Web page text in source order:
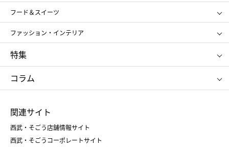
スポーツ・アウトドア
お中元
お歳暮
SHISEIDO
ポール&ジョー ボーテ
ジルスチュアート
NARS
RMK
クリニーク
SK-Ⅱ
フード＆スイーツ
アンリ・シャルパンティエ
ゴディバ
新宿高野
たねや
ねんりん家
ファッション・インテリア
ポロ ラルフ ローレン
タケオ キクチ
ママ＆キッズ
シュタイフ
特集
お中元
ひな人形
五月人形
父の日
クリスマスケーキ
コラム
菓子折り
和菓子
人気のギフト
関連サイト
西武・そごう店舗情報サイト
西武・そごうコーポレートサイト